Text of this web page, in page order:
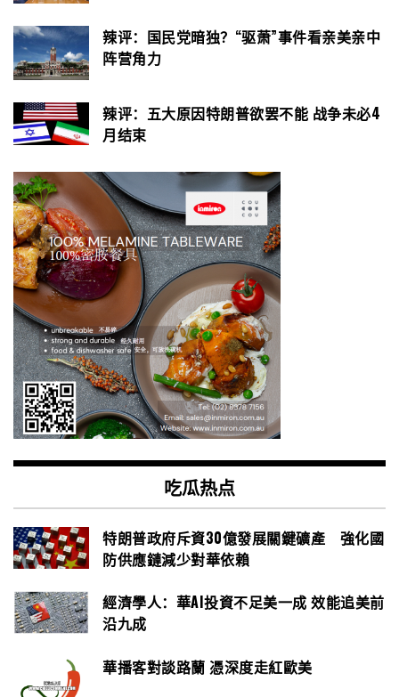
辣评：国民党暗独？“驱萧”事件看亲美亲中
阵营角力
辣评：五大原因特朗普欲罢不能 战争未必4
月结束
吃瓜热点
特朗普政府斥資30億發展關鍵礦產 強化國
防供應鏈減少對華依賴
經濟學人：華AI投資不足美一成 效能追美前
沿九成
華播客對談路蘭 憑深度走紅歐美